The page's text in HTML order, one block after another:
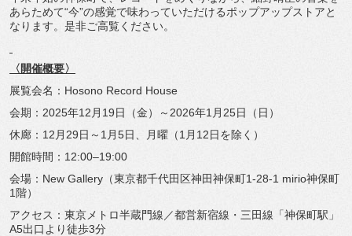
あらためて“今”の感覚で味わっていただけるポップアップストアと
なります。 是非ご高覧ください。
〈開催概要〉
展覧会名：Hosono Record House
会期：2025年12月19日（金）～2026年1月25日（ 日）
休廊：12月29日～1月5日、月曜（1月12日を除く）
開館時間：12:00–19:00
会場：New Gallery（東京都千代田区神田神保町1-28-1 mirio神保町
1階）
アクセス：東京メトロ半蔵門線／都営新宿線・三田線「神保町駅」
A5出口より徒歩3分